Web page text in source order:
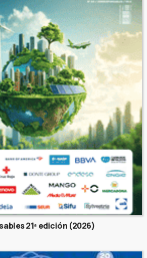
21ª edición (2026)